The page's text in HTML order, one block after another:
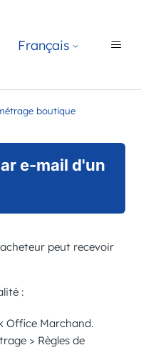
Français
boutique
e-mail d'un
peut recevoir
:
Office Marchand.
> Règles de